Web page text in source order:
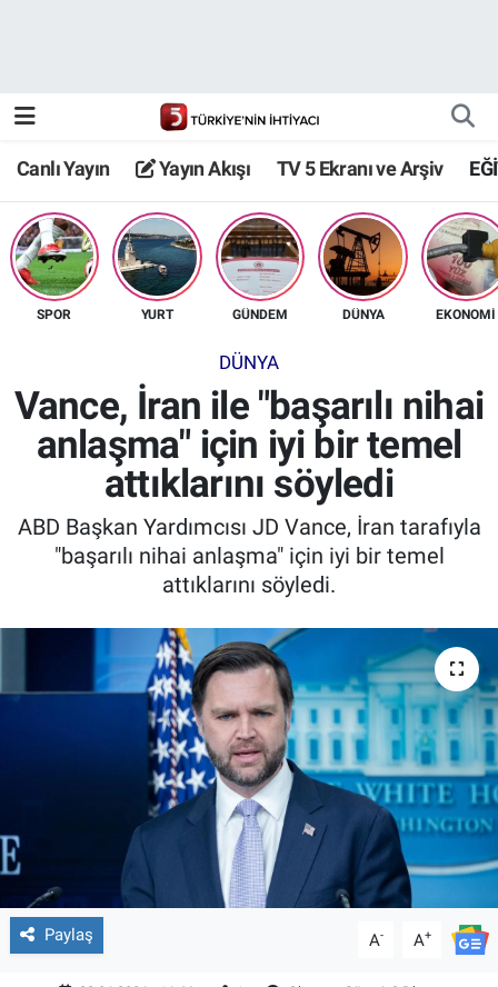
Canlı Yayın Yayın Akışı TV 5 Ekranı ve Arşiv
SPOR YURT GÜNDEM DÜNYA EKONOMİ
DÜNYA
Vance, İran ile "başarılı nihai
anlaşma" için iyi bir temel
attıklarını söyledi
ABD Başkan Yardımcısı JD Vance, İran tarafıyla
"başarılı nihai anlaşma" için iyi bir temel
attıklarını söyledi.
Paylaş A- A+
TV 5 Ekranı ve Arşiv